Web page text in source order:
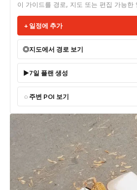
이 가이드를 경로, 지도 또는 편집 가능한
일정에 추가
지도에서 경로 보기
7일 플랜 생성
주변 POI 보기